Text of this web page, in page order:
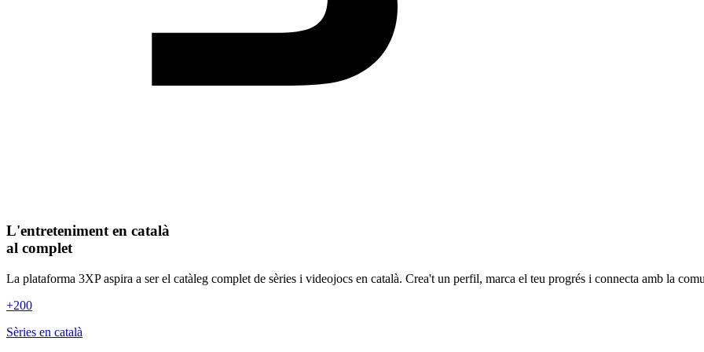
L'entreteniment en català
al complet
La plataforma 3XP aspira a ser el catàleg complet de sèries i videojocs en català. Crea't un perfil, marca el teu progrés i connecta amb la
+200
Sèries en català